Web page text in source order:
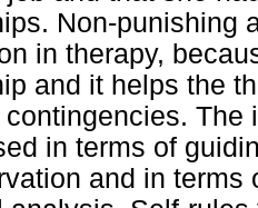
Non-punishing
in therapy,
and it helps the
contingencies. The
in terms of
and in terms